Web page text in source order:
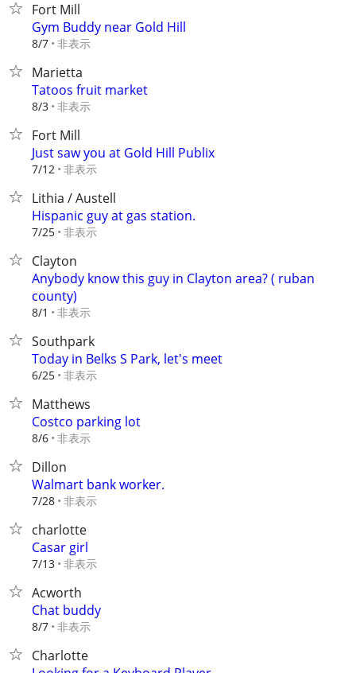
Fort Mill
Gym Buddy near Gold Hill
8/7 非表示
Marietta
Tatoos fruit market
8/3 非表示
Fort Mill
Just saw you at Gold Hill Publix
7/12 非表示
Lithia / Austell
Hispanic guy at gas station.
7/25 非表示
Clayton
Anybody know this guy in Clayton area? ( ruban
county)
8/1 非表示
Southpark
Today in Belks S Park, let's meet
6/25 非表示
Matthews
Costco parking lot
8/6 非表示
Dillon
Walmart bank worker.
7/28 非表示
charlotte
Casar girl
7/13 非表示
Acworth
Chat buddy
8/7 非表示
Charlotte